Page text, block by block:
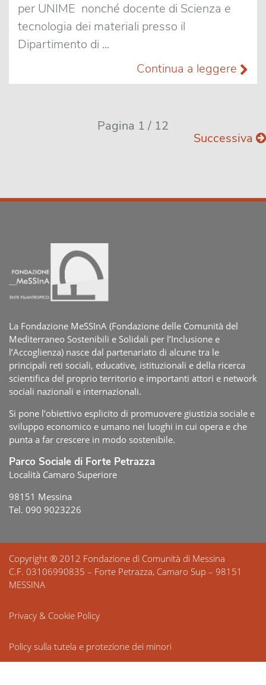
per UNIME nonché docente di Scienza e
tecnologia dei materiali presso il
Dipartimento di ...
Continua a leggere
Pagina 1 / 12
Successiva
La Fondazione MeSSInA (Fondazione delle Comunità del
Mediterraneo Sostenibili e Solidali per l’Inclusione e
l’Accoglienza) nasce dal partenariato di alcune tra le
principali reti sociali, educative, istituzionali e della ricerca
scientifica del proprio territorio e importanti attori e network
sociali nazionali e internazionali.
Si pone l’obiettivo esplicito di promuovere giustizia sociale e
sviluppo economico e umano nei luoghi in cui opera e che
punta a far crescere in modo sostenibile.
Parco Sociale di Forte Petrazza
Località Camaro Superiore
98151 Messina
Tel. 090 9023226
Copyright ® 2012 Fondazione di Comunità di Messina
C.F. 03106990835 – Forte Petrazza, Camaro Sup – 98151
MESSINA
Privacy & Cookie Policy
Policy sulla tutela e protezione dei minori